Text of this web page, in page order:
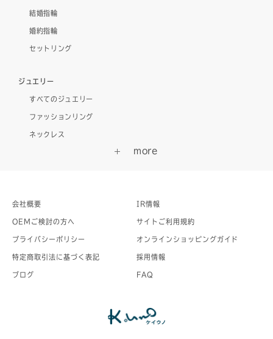
結婚指輪
婚約指輪
セットリング
ジュエリー
すべてのジュエリー
ファッションリング
ネックレス
会社概要 IR情報
OEMご検討の方へ サイトご利用規約
プライバシーポリシー オンラインショッピングガイド
特定商取引法に基づく表記 採用情報
ブログ FAQ